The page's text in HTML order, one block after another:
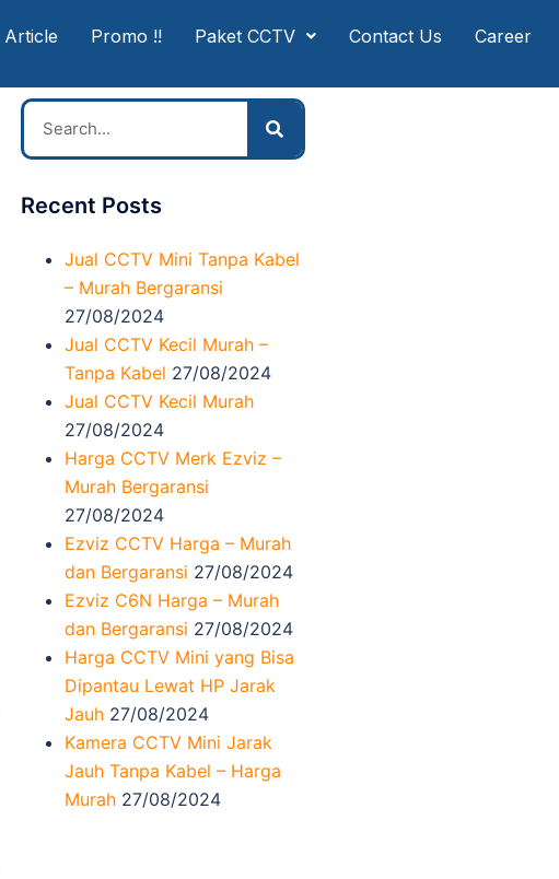
Article Promo !! Paket CCTV Contact Us Career
Recent Posts
Jual CCTV Mini Tanpa Kabel
– Murah Bergaransi
27/08/2024
Jual CCTV Kecil Murah –
Tanpa Kabel 27/08/2024
Jual CCTV Kecil Murah
27/08/2024
Harga CCTV Merk Ezviz –
Murah Bergaransi
27/08/2024
Ezviz CCTV Harga – Murah
dan Bergaransi 27/08/2024
Ezviz C6N Harga – Murah
dan Bergaransi 27/08/2024
Harga CCTV Mini yang Bisa
Dipantau Lewat HP Jarak
Jauh 27/08/2024
Kamera CCTV Mini Jarak
Jauh Tanpa Kabel – Harga
Murah 27/08/2024